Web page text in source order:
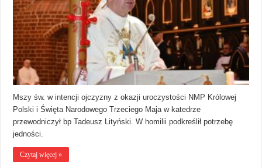
Mszy św. w intencji ojczyzny z okazji uroczystości NMP Królowej
Polski i Święta Narodowego Trzeciego Maja w katedrze
przewodniczył bp Tadeusz Lityński. W homilii podkreślił potrzebę
jedności.
Czytaj więcej »